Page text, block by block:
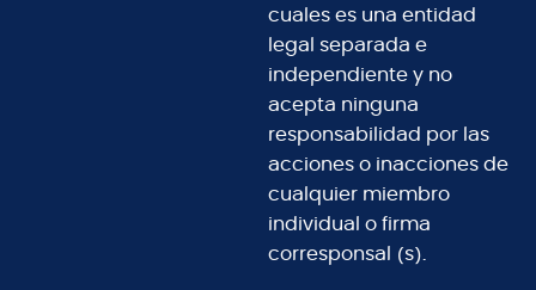
cuales es una entidad
legal separada e
independiente y no
acepta ninguna
responsabilidad por las
acciones o inacciones de
cualquier miembro
individual o firma
corresponsal (s).